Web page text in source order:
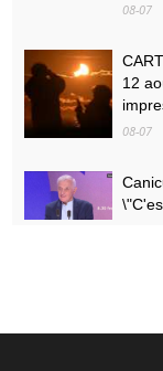
08-07
12
08-07